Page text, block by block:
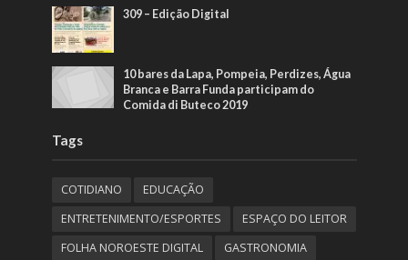
309 – Edição Digital
10 bares da Lapa, Pompeia, Perdizes, Água
Branca e Barra Funda participam do
Comida di Buteco 2019
Tags
COTIDIANO
EDUCAÇÃO
ENTRETENIMENTO/ESPORTES
ESPAÇO DO LEITOR
FOLHA NOROESTE DIGITAL
GASTRONOMIA